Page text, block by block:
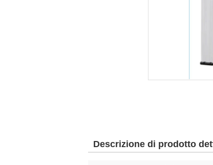
Descrizione di prodotto